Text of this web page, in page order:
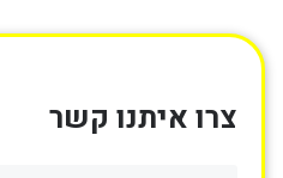
צרו איתנו קשר